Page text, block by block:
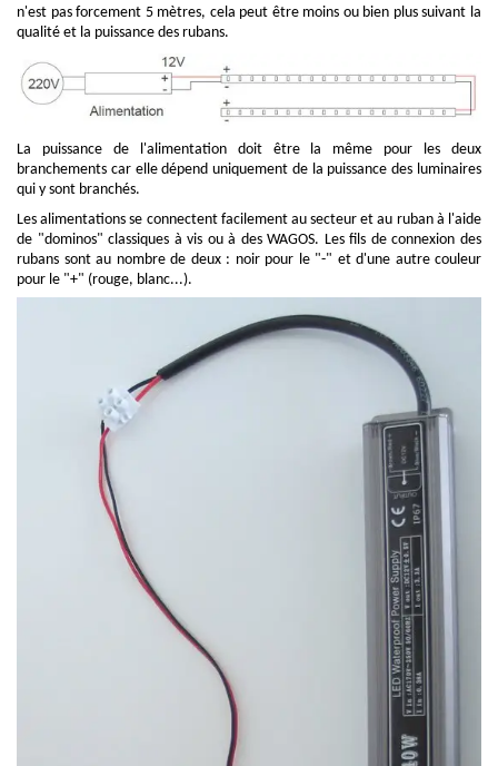
n'est pas forcement 5 mètres, cela peut être moins ou bien plus suivant la
qualité et la puissance des rubans.
La puissance de l'alimentation doit être la même pour les deux
branchements car elle dépend uniquement de la puissance des luminaires
qui y sont branchés.
Les alimentations se connectent facilement au secteur et au ruban à l'aide
de "dominos" classiques à vis ou à des WAGOS. Les fils de connexion des
rubans sont au nombre de deux : noir pour le "-" et d'une autre couleur
pour le "+" (rouge, blanc...).